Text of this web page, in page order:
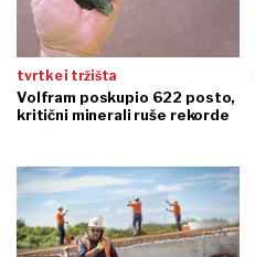
tvrtke i tržišta
Volfram poskupio 622 posto,
kritični minerali ruše rekorde